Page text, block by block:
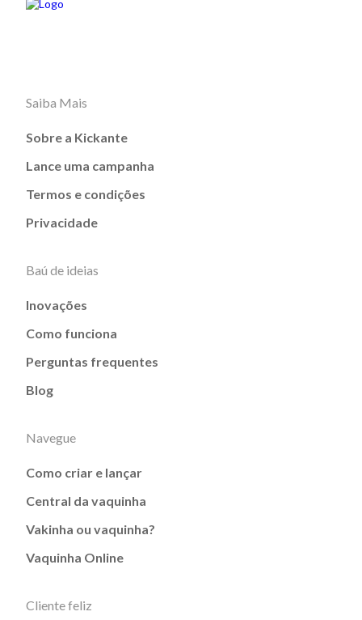
Saiba Mais
Sobre a Kickante
Lance uma campanha
Termos e condições
Privacidade
Baú de ideias
Inovações
Como funciona
Perguntas frequentes
Blog
Navegue
Como criar e lançar
Central da vaquinha
Vakinha ou vaquinha?
Vaquinha Online
Cliente feliz